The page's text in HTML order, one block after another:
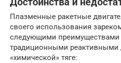
Плазменные ракетные
своего использования
следующими преимуществами
традиционными реактивными
«химической» тяге: